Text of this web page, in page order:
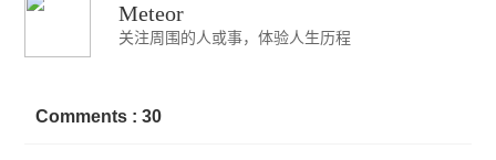
Meteor
关注周围的人或事，体验人生历程
Comments : 30